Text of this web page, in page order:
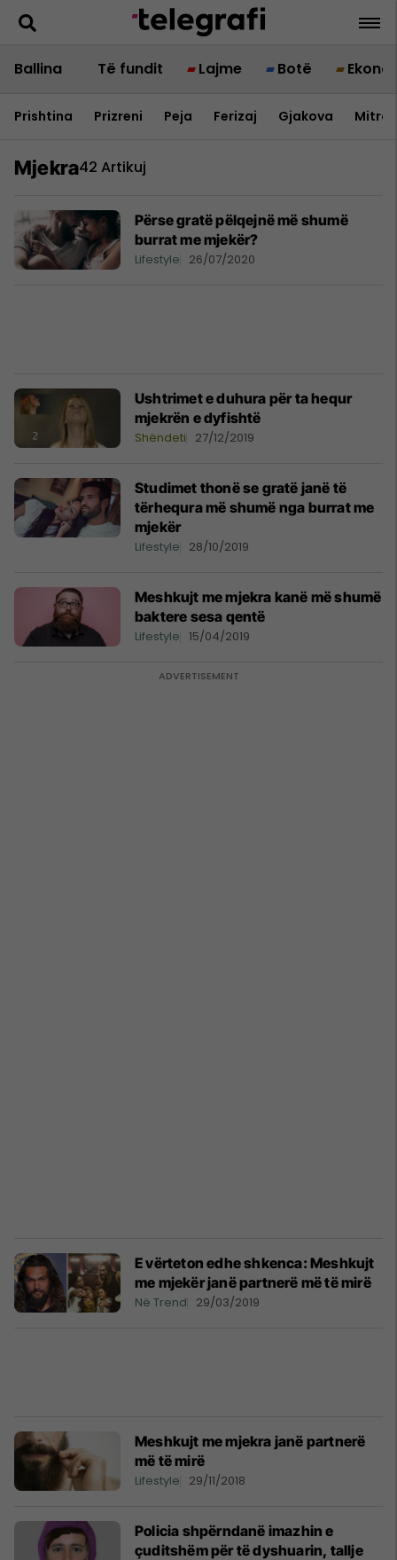
Ballina Të fundit Lajme Botë
Prishtina Prizreni Peja Ferizaj Gjakova
Mjekra42 Artikuj
Përse gratë pëlqejnë më shumë
burrat me mjekër?
Lifestyle 26/07/2020
Ushtrimet e duhura për ta hequr
mjekrën e dyfishtë
Shëndeti 27/12/2019
Studimet thonë se gratë janë të
tërhequra më shumë nga burrat me
mjekër
Lifestyle 28/10/2019
Meshkujt me mjekra kanë më shumë
baktere sesa qentë
Lifestyle 15/04/2019
E vërteton edhe shkenca: Meshkujt
me mjekër janë partnerë më të mirë
Në Trend 29/03/2019
Meshkujt me mjekra janë partnerë
më të mirë
Lifestyle 29/11/2018
Policia shpërndanë imazhin e
çuditshëm për të dyshuarin, tallje